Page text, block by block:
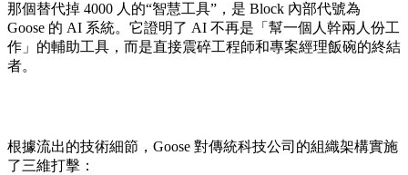
那個替代掉 4000 人的“智慧工具”，是 Block 內部代號為
Goose 的 AI 系統。它證明了 AI 不再是「幫一個人幹兩人份工
作」的輔助工具，而是直接震碎工程師和專案經理飯碗的終結
者。
根據流出的技術細節，Goose 對傳統科技公司的組織架構實施
了三維打擊：